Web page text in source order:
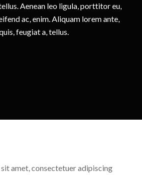
Aenean leo ligula, porttitor eu,
ac, enim. Aliquam lorem ante,
feugiat a, tellus.
amet, consectetuer adipiscing